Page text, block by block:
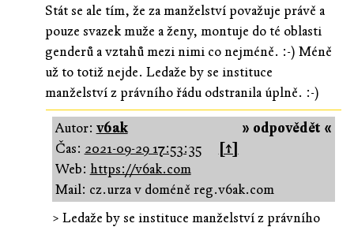
Stát se ale tím, že za manželství považuje právě a
pouze svazek muže a ženy, montuje do té oblasti
genderů a vztahů mezi nimi co nejméně. :-) Méně
už to totiž nejde. Ledaže by se instituce
manželství z právního řádu odstranila úplně. :-)
» odpovědět «
Autor: v6ak
Čas: 2021-09-29 17:53:35
[↑]
Web: https://v6ak.com
Mail: cz.urza v doméně reg.v6ak.com
> Ledaže by se instituce manželství z právního